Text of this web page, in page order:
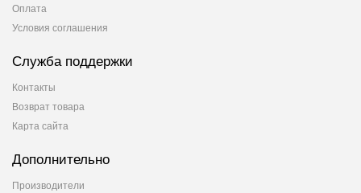
Оплата
Условия соглашения
Служба поддержки
Контакты
Возврат товара
Карта сайта
Дополнительно
Производители